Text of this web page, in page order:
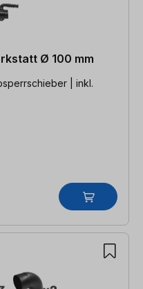
Ø 100 mm
| inkl.